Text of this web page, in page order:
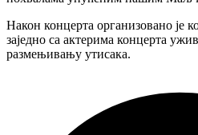
Након концерта организовано је
заједно са актерима концерта
размењивању утисака.